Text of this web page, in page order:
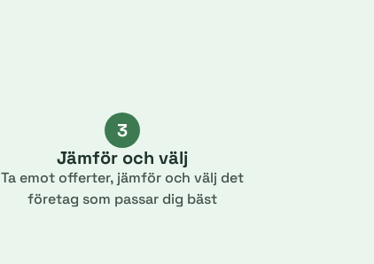
3
Jämför och välj
Ta emot offerter, jämför och välj det
företag som passar dig bäst